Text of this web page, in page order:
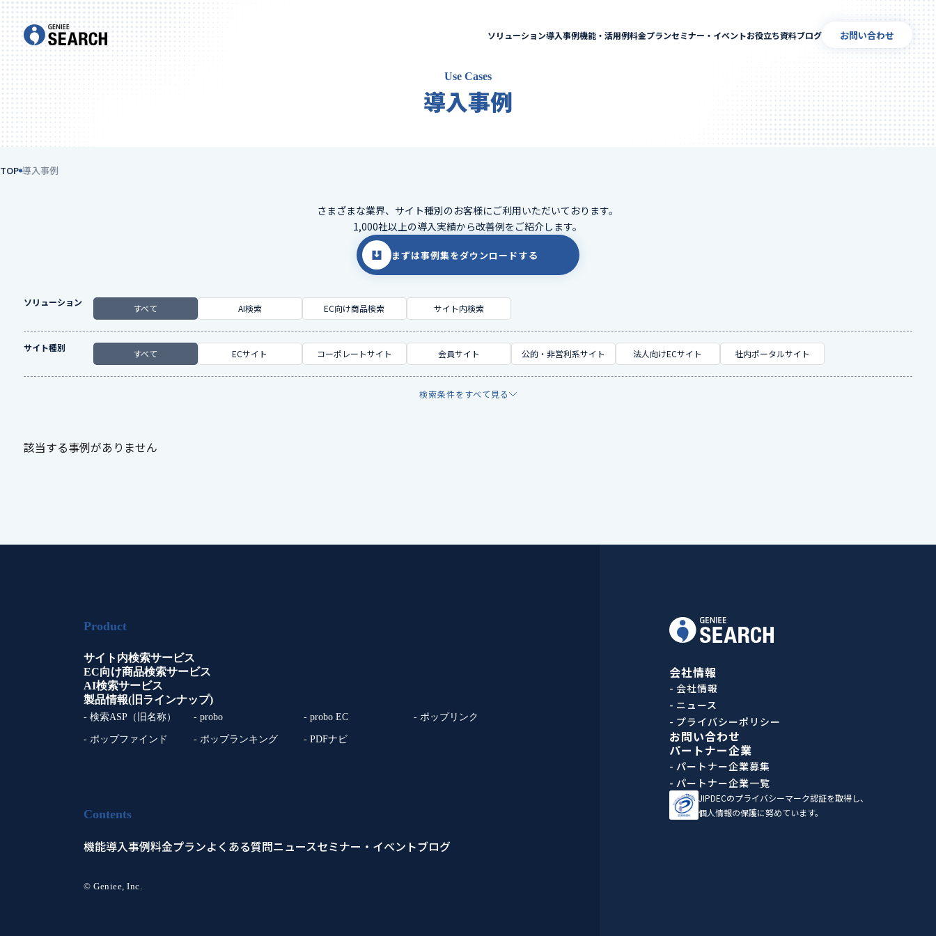
ソリューション導入事例機能・活用例料金プランセミナー・イベントお役立ち資料ブログ お問い合わせ
Use Cases
導入事例
TOP 導入事例
さまざまな業界、サイト種別のお客様にご利用いただいております。
1,000社以上の導入実績から改善例をご紹介します。
まずは事例集をダウンロードする
ソリューション
すべて AI検索 EC向け商品検索 サイト内検索
サイト種別
すべて ECサイト コーポレートサイト 会員サイト 公的・非営利系サイト 法人向けECサイト 社内ポータルサイト
検索条件をすべて見る
該当する事例がありません
Product
サイト内検索サービス
EC向け商品検索サービス
AI検索サービス
製品情報(旧ラインナップ)
- 検索ASP（旧名称） - probo - probo EC - ポップリンク
- ポップファインド - ポップランキング - PDFナビ
Contents
機能導入事例料金プランよくある質問ニュースセミナー・イベントブログ
© Geniee, Inc.
会社情報
- 会社情報
- ニュース
- プライバシーポリシー
お問い合わせ
パートナー企業
- パートナー企業募集
- パートナー企業一覧
JIPDECのプライバシーマーク認証を取得し、
個人情報の保護に努めています。